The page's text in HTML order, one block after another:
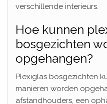
verschillende interieurs.
Hoe kunnen
bosgezichten
opgehangen?
Plexiglas bosgezichten
manieren worden
afstandhouders, een